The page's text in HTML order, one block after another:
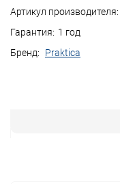
Артикул производителя:
Гарантия: 1 год
Бренд:
Praktica